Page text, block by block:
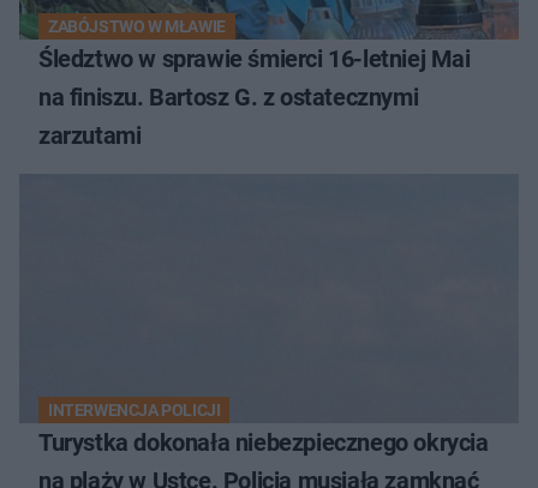
ZABÓJSTWO W MŁAWIE
Śledztwo w sprawie śmierci 16-letniej Mai
na finiszu. Bartosz G. z ostatecznymi
zarzutami
INTERWENCJA POLICJI
Turystka dokonała niebezpiecznego okrycia
na plaży w Ustce. Policja musiała zamknąć